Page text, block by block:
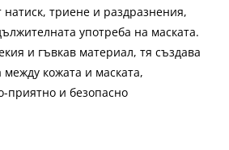
натиск, триене и раздразнения,
употреба на маската.
и гъвкав материал, тя създава
кожата и маската,
приятно и безопасно